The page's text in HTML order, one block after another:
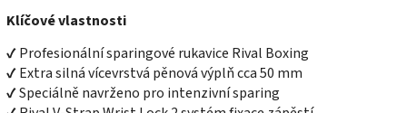
Klíčové vlastnosti
✔ Profesionální sparingové rukavice Rival Boxing
✔ Extra silná vícevrstvá pěnová výplň cca 50 mm
✔ Speciálně navrženo pro intenzivní sparing